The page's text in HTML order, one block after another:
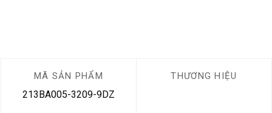
MÃ SẢN PHẨM
213BA005-3209-9DZ
THƯƠNG HIỆU